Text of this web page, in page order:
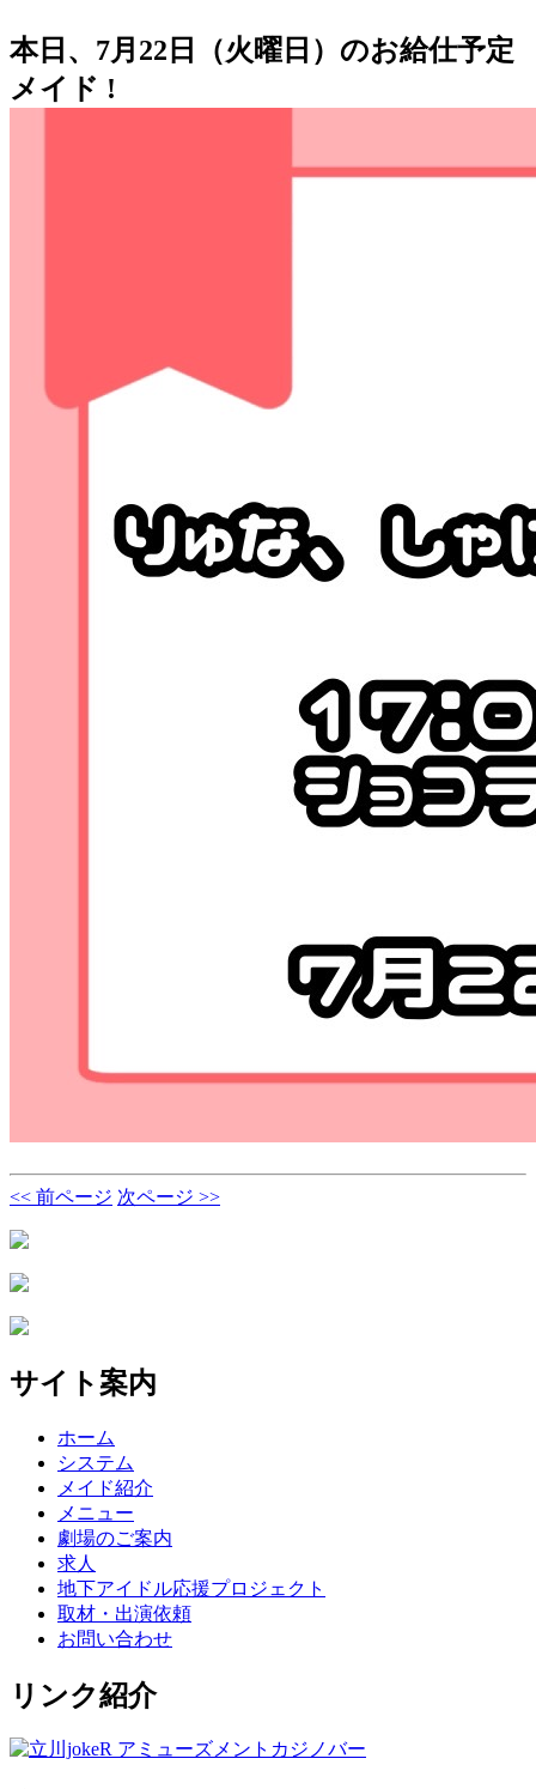
本日、7月22日（火曜日）のお給仕予定
メイド !
<< 前ページ 次ページ >>
サイト案内
ホーム
システム
メイド紹介
メニュー
劇場のご案内
求人
地下アイドル応援プロジェクト
取材・出演依頼
お問い合わせ
リンク紹介